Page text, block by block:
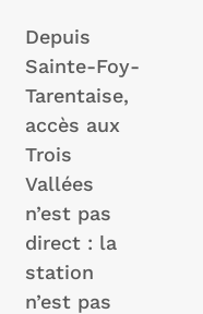
Depuis
Sainte-Foy-
Tarentaise,
accès aux
Trois
Vallées
n’est pas
direct : la
station
n’est pas